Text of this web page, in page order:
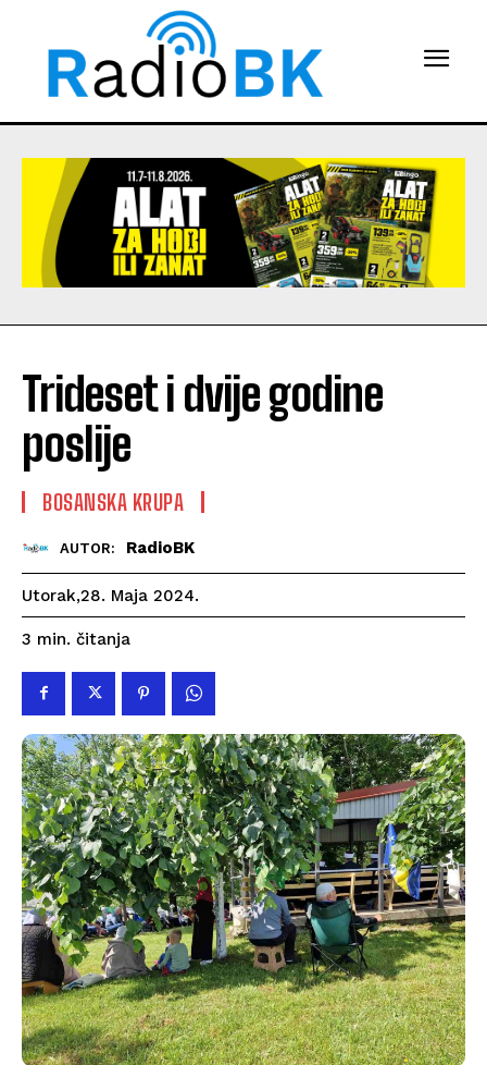
Trideset i dvije godine
poslije
BOSANSKA KRUPA
AUTOR: RadioBK
Utorak,28. Maja 2024.
3 min. čitanja